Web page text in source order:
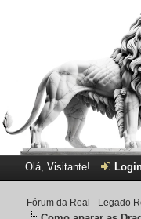
Olá, Visitante!
Fórum da Real - Legado